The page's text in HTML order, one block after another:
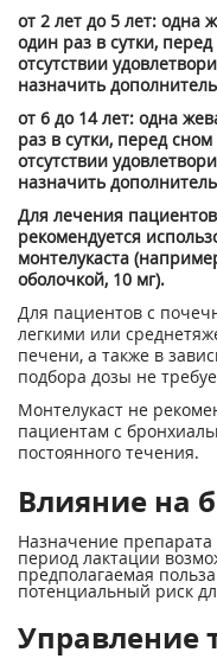
от 2 лет до 5 лет: одна
один раз в сутки,
отсутствии
назначить
от 6 до 14 лет: одна
раз в сутки, перед
отсутствии
назначить
Для лечения
рекомендуется
монтелукаста
оболочкой, 10 мг).
Для пациентов с
легкими или
печени, а также в
подбора дозы не
Монтелукаст не
пациентам с
постоянного течения.
Влияние на
Назначение
период лактации
предполагаемая
потенциальный риск
Управление